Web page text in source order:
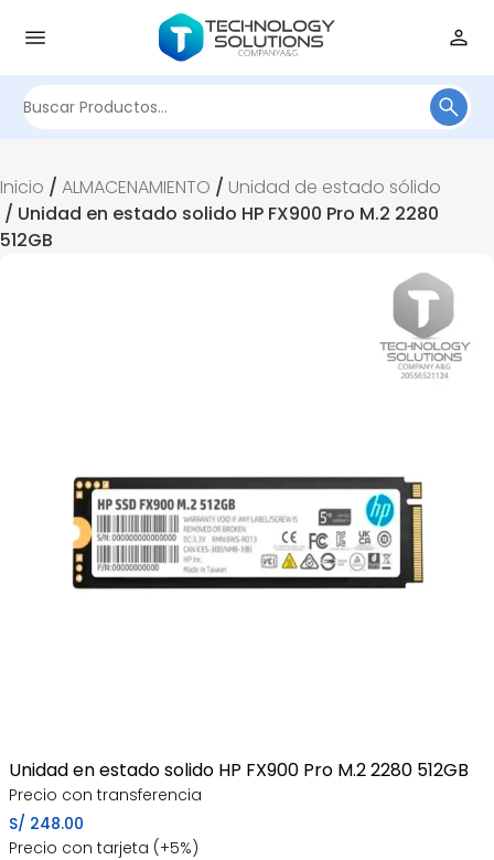
Inicio / ALMACENAMIENTO / Unidad de estado sólido
/ Unidad en estado solido HP FX900 Pro M.2 2280
512GB
Unidad en estado solido HP FX900 Pro M.2 2280 512GB
Precio con transferencia
S/ 248.00
Precio con tarjeta (+5%)